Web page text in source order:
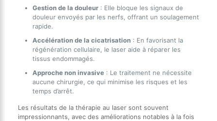
Gestion de la douleur: Elle bloque les signaux de
douleur envoyés par les nerfs, offrant un soulagement
rapide.
Accélération de la cicatrisation: En favorisant la
régénération cellulaire, le laser aide à réparer les
tissus endommagés.
Approche non invasive: Le traitement ne nécessite
aucune chirurgie, ce qui minimise les risques et les
temps d’arrêt.
Les résultats de la thérapie au laser sont souvent
impressionnants, avec des améliorations notables à la fois